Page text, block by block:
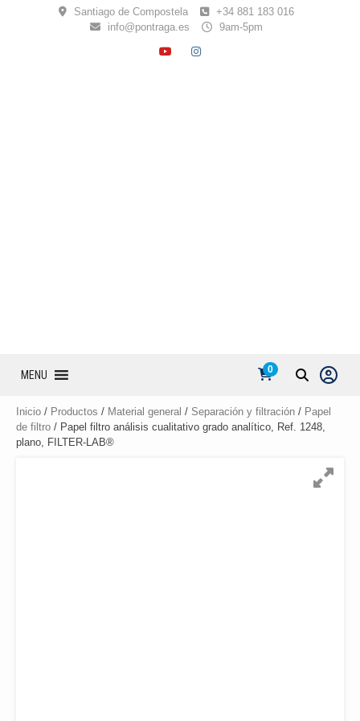
Santiago de Compostela
+34 881 183 016
info@pontraga.es
9am-5pm
YOUTUBE
INSTAGRAM
MENU 0
Inicio / Productos / Material general / Separación y filtración / Papel
de filtro / Papel filtro análisis cualitativo grado analítico, Ref. 1248,
plano, FILTER-LAB®